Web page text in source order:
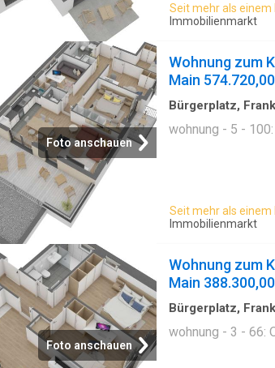
Seit mehr als einem
Immobilienmarkt
Foto anschauen
Wohnung zum
Main
Bürgerplatz,
wohnung - 5 -
Seit mehr als einem
Immobilienmarkt
Foto anschauen
Wohnung zum
Main
Bürgerplatz,
wohnung - 3 - 66: